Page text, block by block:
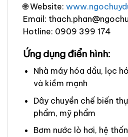
🌐 Website:
Email:
Hotline: 0909 399 174
Ứng dụng điển hình:
Nhà máy hóa dầu, lọc
và kiềm mạnh
Dây chuyền chế biến
phẩm, mỹ phẩm
Bơm nước lò hơi, hệ